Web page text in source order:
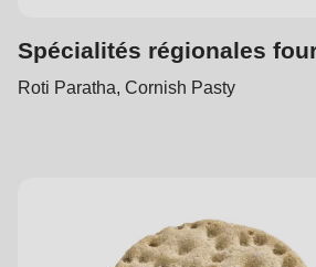
Spécialités régionales
Roti Paratha, Cornish Pasty